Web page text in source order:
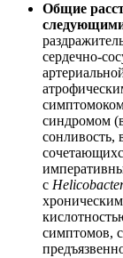
Общие
сердечно-
синдромом
сонливость,
с
симптомов,